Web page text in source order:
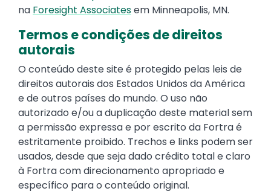
na Foresight Associatesem Minneapolis, MN.
Termos e condições de direitos
autorais
O conteúdo deste site é protegido pelas leis de
direitos autorais dos Estados Unidos da América
e de outros países do mundo. O uso não
autorizado e/ou a duplicação deste material sem
a permissão expressa e por escrito da Fortra é
estritamente proibido. Trechos e links podem ser
usados, desde que seja dado crédito total e claro
à Fortra com direcionamento apropriado e
específico para o conteúdo original.